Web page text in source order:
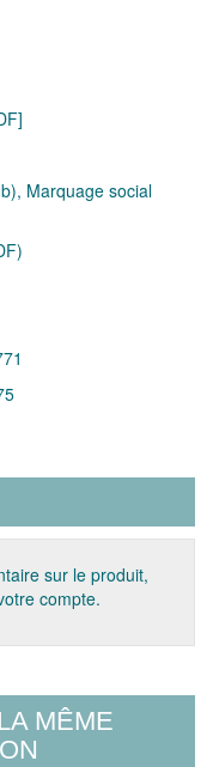
Marquage social
sur le produit,
compte.
MÊME